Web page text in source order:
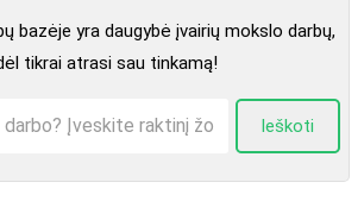
bazėje yra daugybė įvairių mokslo darbų,
tikrai atrasi sau tinkamą!
Ieškoti